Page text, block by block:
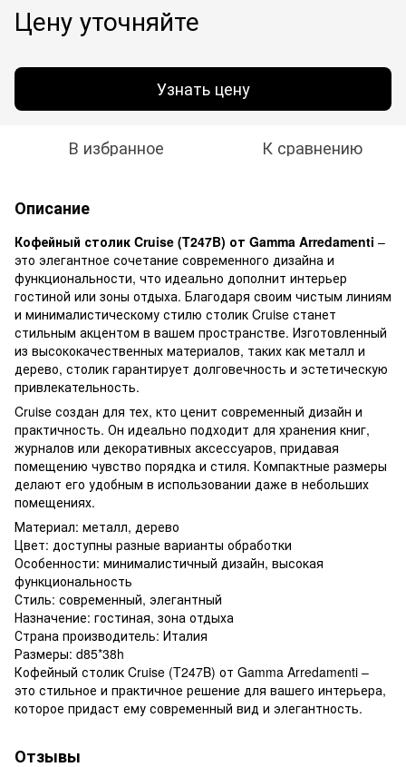
Цену уточняйте
Узнать цену
В избранное К сравнению
Описание
Кофейный столик Cruise (T247B) от Gamma Arredamenti –
это элегантное сочетание современного дизайна и
функциональности, что идеально дополнит интерьер
гостиной или зоны отдыха. Благодаря своим чистым линиям
и минималистическому стилю столик Cruise станет
стильным акцентом в вашем пространстве. Изготовленный
из высококачественных материалов, таких как металл и
дерево, столик гарантирует долговечность и эстетическую
привлекательность.
Cruise создан для тех, кто ценит современный дизайн и
практичность. Он идеально подходит для хранения книг,
журналов или декоративных аксессуаров, придавая
помещению чувство порядка и стиля. Компактные размеры
делают его удобным в использовании даже в небольших
помещениях.
Материал: металл, дерево
Цвет: доступны разные варианты обработки
Особенности: минималистичный дизайн, высокая
функциональность
Стиль: современный, элегантный
Назначение: гостиная, зона отдыха
Страна производитель: Италия
Размеры: d85*38h
Кофейный столик Cruise (T247B) от Gamma Arredamenti –
это стильное и практичное решение для вашего интерьера,
которое придаст ему современный вид и элегантность.
Отзывы